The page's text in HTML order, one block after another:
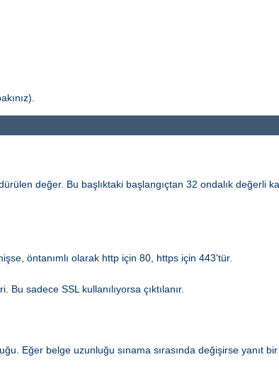
değer. Bu başlıktaki başlangıçtan 32 ondalık değerli
öntanımlı olarak http için 80, https için 443'tür.
sadece SSL kullanılıyorsa çıktılanır.
Eğer belge uzunluğu sınama sırasında değişirse yanıt